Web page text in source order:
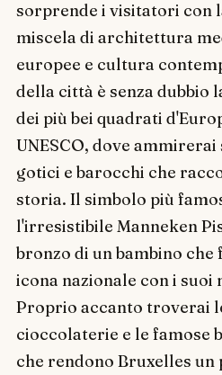
sorprende i visitatori con
miscela di architettura
europee e cultura
della città è senza dubbio
dei più bei quadrati
UNESCO, dove
gotici e barocchi che
storia. Il simbolo più
l'irresistibile Manneken
bronzo di un bambino che
icona nazionale con i
Proprio accanto troverai
cioccolaterie e le famose
che rendono Bruxelles un